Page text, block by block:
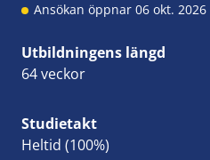
Ansökan öppnar 06 okt. 2026
Utbildningens längd
64 veckor
Studietakt
Heltid (100%)